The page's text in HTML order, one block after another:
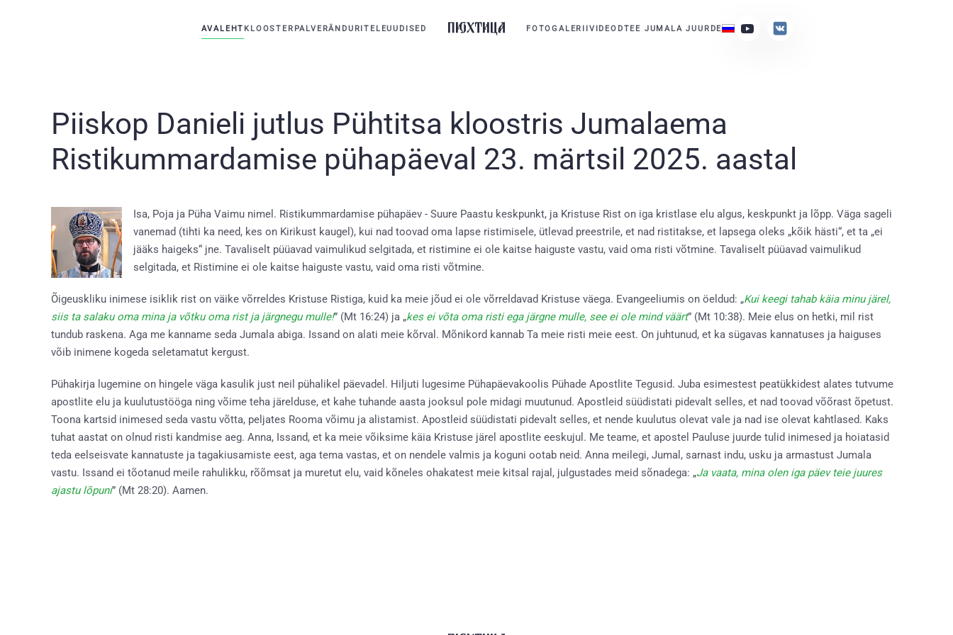
AVALEHT KLOOSTER PALVERÄNDURITELEUUDISED FOTOGALERIIVIDEODTEE JUMALA JUURDE
Piiskop Danieli jutlus Pühtitsa kloostris Jumalaema
Ristikummardamise pühapäeval 23. märtsil 2025. aastal
Isa, Poja ja Püha Vaimu nimel. Ristikummardamise pühapäev - Suure Paastu keskpunkt, ja Kristuse Rist on iga kristlase elu algus, keskpunkt ja lõpp. Väga sageli
vanemad (tihti ka need, kes on Kirikust kaugel), kui nad toovad oma lapse ristimisele, ütlevad preestrile, et nad ristitakse, et lapsega oleks „kõik hästi“, et ta „ei
jääks haigeks“ jne. Tavaliselt püüavad vaimulikud selgitada, et ristimine ei ole kaitse haiguste vastu, vaid oma risti võtmine. Tavaliselt püüavad vaimulikud
selgitada, et Ristimine ei ole kaitse haiguste vastu, vaid oma risti võtmine.
Õigeuskliku inimese isiklik rist on väike võrreldes Kristuse Ristiga, kuid ka meie jõud ei ole võrreldavad Kristuse väega. Evangeeliumis on öeldud: „Kui keegi tahab käia minu järel,
siis ta salaku oma mina ja võtku oma rist ja järgnegu mulle!” (Mt 16:24) ja „kes ei võta oma risti ega järgne mulle, see ei ole mind väärt” (Mt 10:38). Meie elus on hetki, mil rist
tundub raskena. Aga me kanname seda Jumala abiga. Issand on alati meie kõrval. Mõnikord kannab Ta meie risti meie eest. On juhtunud, et ka sügavas kannatuses ja haiguses
võib inimene kogeda seletamatut kergust.
Pühakirja lugemine on hingele väga kasulik just neil pühalikel päevadel. Hiljuti lugesime Pühapäevakoolis Pühade Apostlite Tegusid. Juba esimestest peatükkidest alates tutvume
apostlite elu ja kuulutustööga ning võime teha järelduse, et kahe tuhande aasta jooksul pole midagi muutunud. Apostleid süüdistati pidevalt selles, et nad toovad võõrast õpetust.
Toona kartsid inimesed seda vastu võtta, peljates Rooma võimu ja alistamist. Apostleid süüdistati pidevalt selles, et nende kuulutus olevat vale ja nad ise olevat kahtlased. Kaks
tuhat aastat on olnud risti kandmise aeg. Anna, Issand, et ka meie võiksime käia Kristuse järel apostlite eeskujul. Me teame, et apostel Pauluse juurde tulid inimesed ja hoiatasid
teda eelseisvate kannatuste ja tagakiusamiste eest, aga tema vastas, et on nendele valmis ja koguni ootab neid. Anna meilegi, Jumal, sarnast indu, usku ja armastust Jumala
vastu. Issand ei tõotanud meile rahulikku, rõõmsat ja muretut elu, vaid kõneles ohakatest meie kitsal rajal, julgustades meid sõnadega: „Ja vaata, mina olen iga päev teie juures
ajastu lõpuni” (Mt 28:20). Aamen.